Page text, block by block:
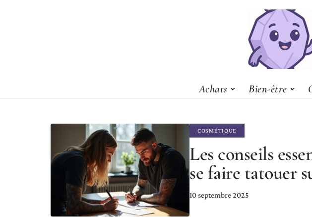
Achats Bien-être
COSMÉTIQUE
Les conseils
se faire tatouer
10 septembre 2025